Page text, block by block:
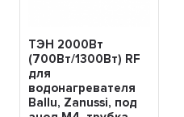
ТЭН 2000Вт
(700Вт/1300Вт) RF
для
водонагревателя
Ballu, Zanussi, под